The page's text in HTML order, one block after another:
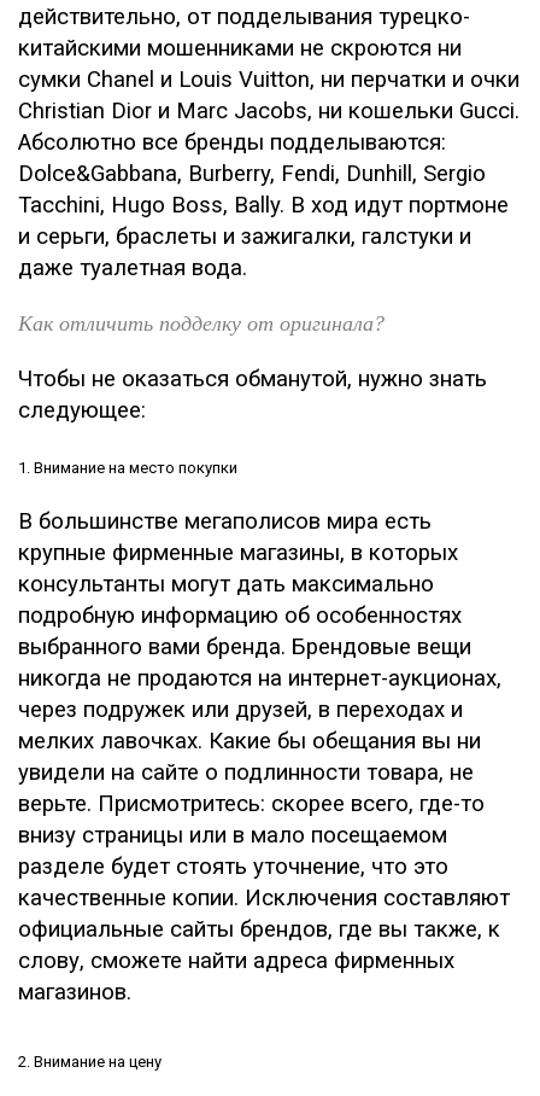
действительно, от подделывания турецко-
китайскими мошенниками не скроются ни
сумки Chanel и Louis Vuitton, ни перчатки и очки
Christian Dior и Marc Jacobs, ни кошельки Gucci.
Абсолютно все бренды подделываются:
Dolce&Gabbana, Burberry, Fendi, Dunhill, Sergio
Tacchini, Hugo Boss, Bally. В ход идут портмоне
и серьги, браслеты и зажигалки, галстуки и
даже туалетная вода.
Как отличить подделку от оригинала?
Чтобы не оказаться обманутой, нужно знать
следующее:
1. Внимание на место покупки
В большинстве мегаполисов мира есть
крупные фирменные магазины, в которых
консультанты могут дать максимально
подробную информацию об особенностях
выбранного вами бренда. Брендовые вещи
никогда не продаются на интернет-аукционах,
через подружек или друзей, в переходах и
мелких лавочках. Какие бы обещания вы ни
увидели на сайте о подлинности товара, не
верьте. Присмотритесь: скорее всего, где-то
внизу страницы или в мало посещаемом
разделе будет стоять уточнение, что это
качественные копии. Исключения составляют
официальные сайты брендов, где вы также, к
слову, сможете найти адреса фирменных
магазинов.
2. Внимание на цену